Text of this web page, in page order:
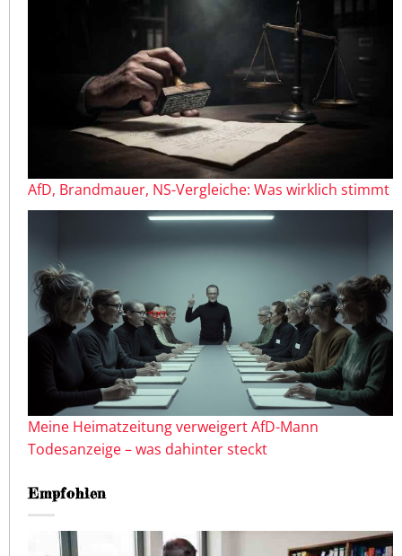
AfD, Brandmauer, NS-Vergleiche: Was wirklich stimmt
Meine Heimatzeitung verweigert AfD-Mann
Todesanzeige – was dahinter steckt
Empfohlen